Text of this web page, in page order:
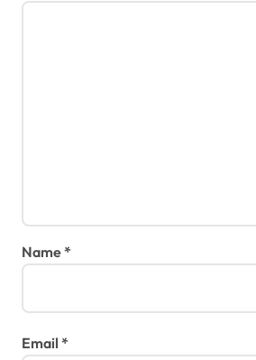
Name*
Email *